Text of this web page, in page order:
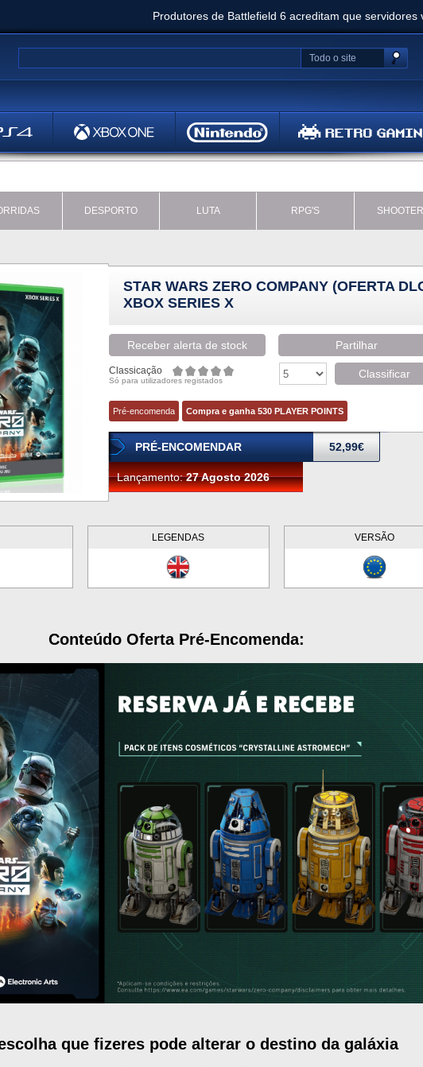
Produtores de Battlefield 6 acreditam que
Clair Obscur: Expedition 33 já vendeu 5 milhões de cópias e
Metal Gear Solid
Bethesda anuncia
Todo o site
DESPORTO LUTA RPG'S
STAR WARS ZERO COMPANY (OFERTA
XBOX SERIES X
Receber alerta de stock Partilhar
Classicação
Só para utilizadores registados
Classificar
Pré-encomenda Compra e ganha 530 PLAYER POINTS
PRÉ-ENCOMENDAR 52,99€
Lançamento:27 Agosto 2026
LEGENDAS VERSÃO
Conteúdo Oferta Pré-Encomenda:
que fizeres pode alterar o destino da galáxia